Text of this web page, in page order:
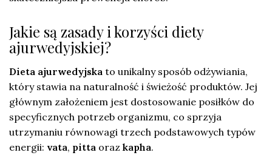
Jakie są zasady i korzyści diety
ajurwedyjskiej?
Dieta ajurwedyjska to unikalny sposób odżywiania,
który stawia na naturalność i świeżość produktów. Jej
głównym założeniem jest dostosowanie posiłków do
specyficznych potrzeb organizmu, co sprzyja
utrzymaniu równowagi trzech podstawowych typów
energii: vata, pitta oraz kapha.